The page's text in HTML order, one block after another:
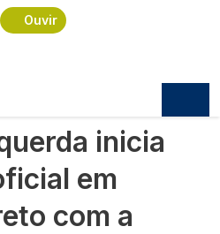
Ouvir
campanha oficial em
inicia
em
com a